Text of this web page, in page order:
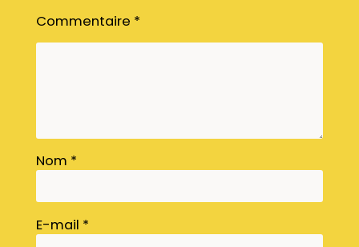
Commentaire *
Nom *
E-mail *